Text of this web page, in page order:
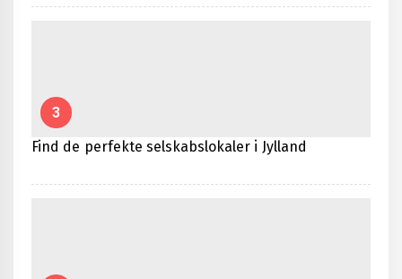
3
Find de perfekte selskabslokaler i Jylland